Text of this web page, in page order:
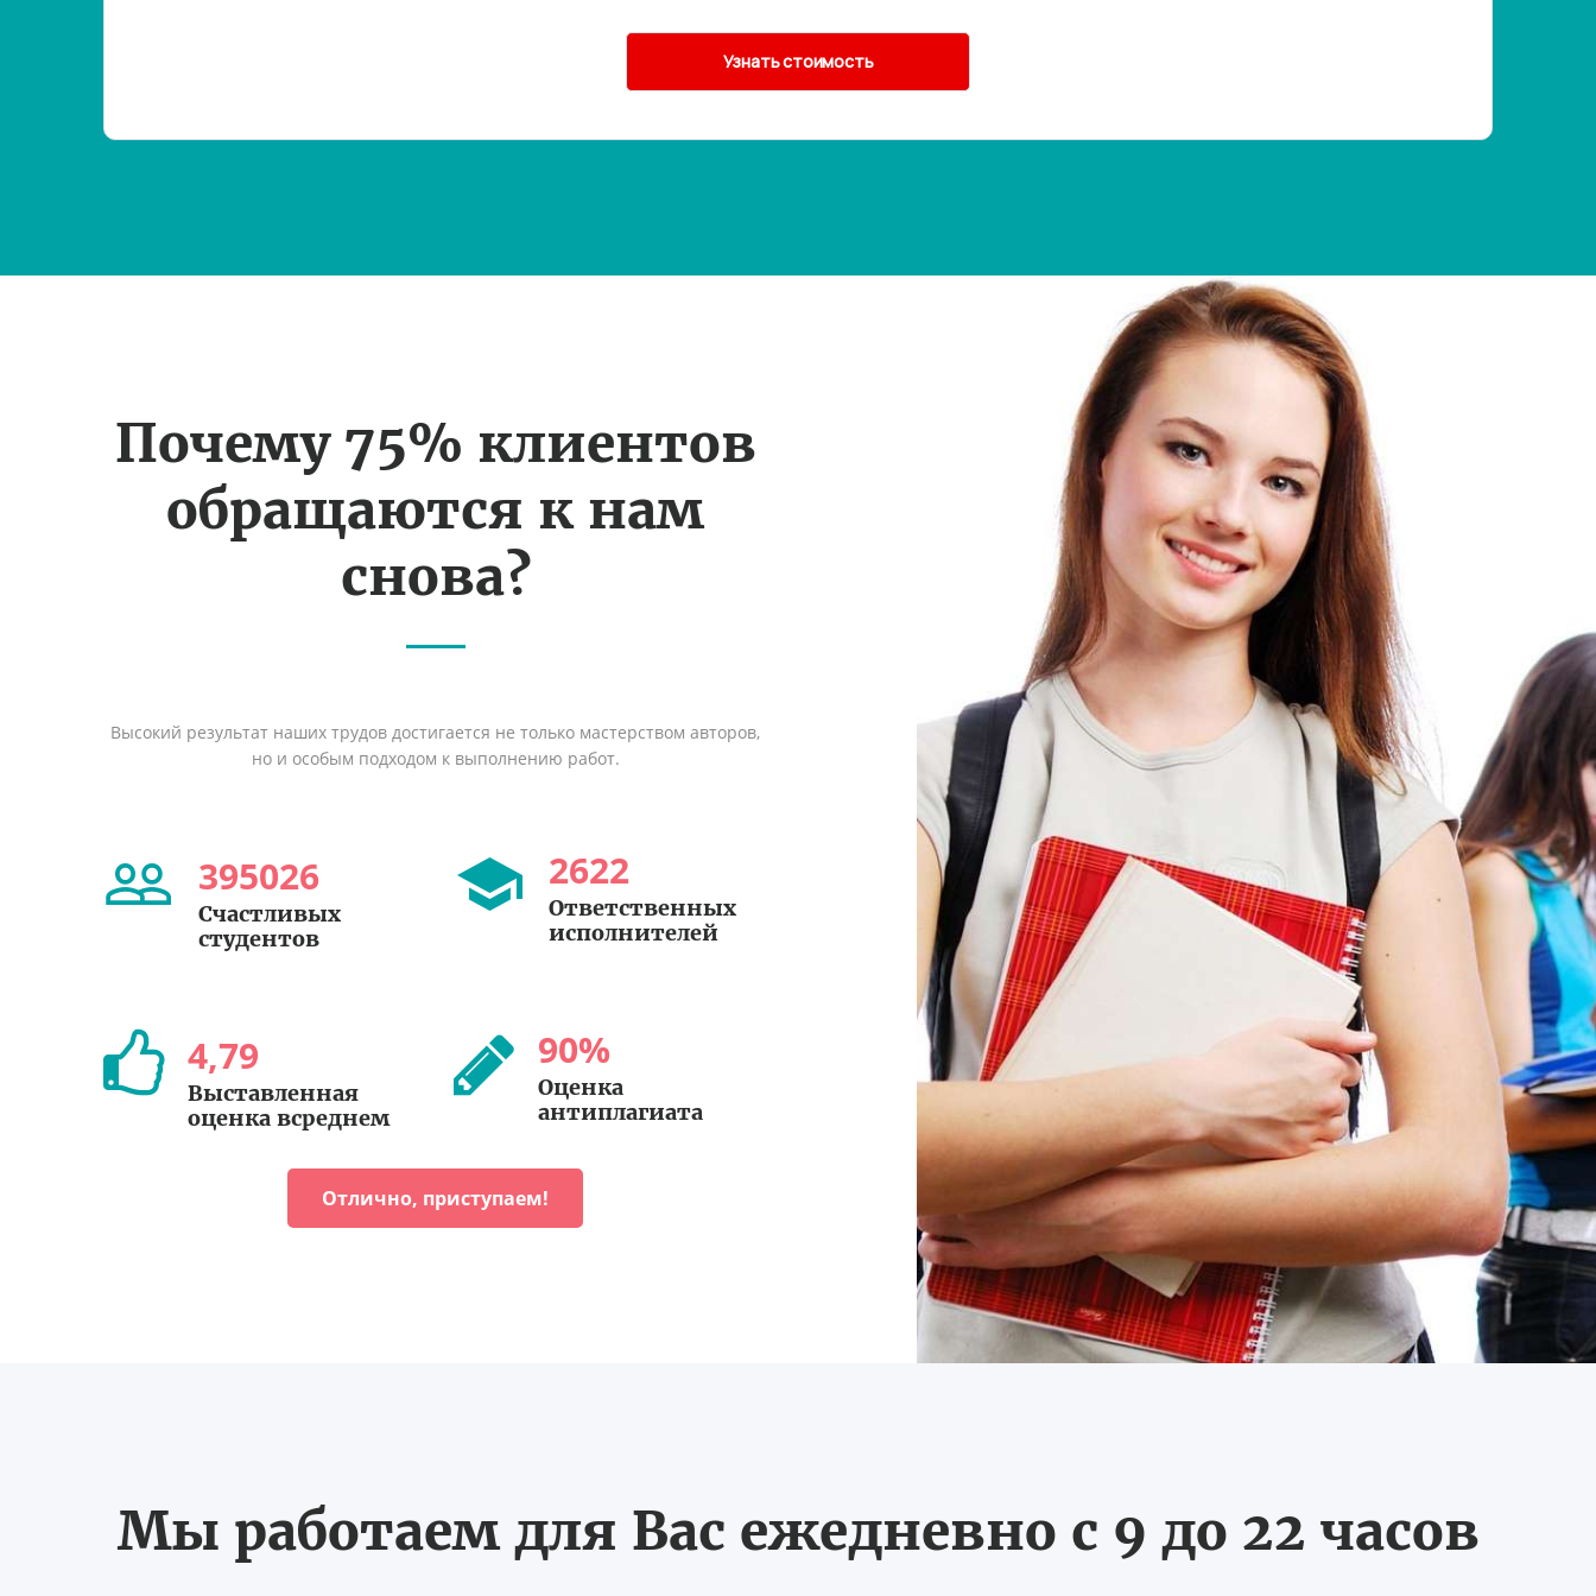
Почему 75% клиентов
обращаются к нам
снова?
Высокий результат наших трудов достигается не только мастерством авторов,
но и особым подходом к выполнению работ.
395026
Счастливых
студентов
2622
Ответственных
исполнителей
4,79
Выставленная
оценка всреднем
90%
Оценка
антиплагиата
Отлично, приступаем!
Мы работаем для Вас ежедневно с 9 до 22 часов